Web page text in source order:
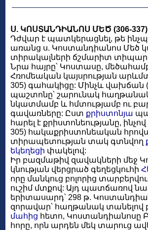
Ս. ԿՈՍՏԱՆԴԻԱՆՈՍ ՄԵԾ (306-337)
Դժվար է պատկերացնել, թե
առանց ս. Կոստանդիանոս Մեծ
տիրակալների ճշմարիտ
Նրա հայրը՝ Կոստասը,
Հռոմեական կայսրության
305) գահակիցը: Մինչև վախճան
պաշտոնը՝ շարունակ
նկատմամբ և հմտությամբ ու
գավառները: Ըստ քրիստոնյա
հարել է քրիստոնեությանը,
305) հակաքրիստոնեական
տիրապետության տակ գտնվող
եկեղեցի փակելով:
Իր բազմաթիվ զավակների մեջ
կնության վերցրած գեղեցկուհի
որը մանկուց բոլորից
ուշիմ մտքով: Այդ պատճառով
երիտասարդ՝ 298 թ.
զորավար՝ հաղթանակ տանելով
մահից հետո, Կոստանդիանոսը
հորը, որն արդեն մեկ տարուց